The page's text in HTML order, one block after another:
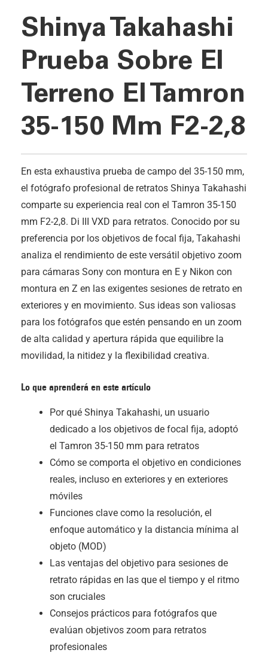
Shinya Takahashi
Prueba Sobre El
Terreno El Tamron
35-150 Mm F2-2,8
En esta exhaustiva prueba de campo del 35-150 mm,
el fotógrafo profesional de retratos Shinya Takahashi
comparte su experiencia real con el Tamron 35-150
mm F2-2,8. Di III VXD para retratos. Conocido por su
preferencia por los objetivos de focal fija, Takahashi
analiza el rendimiento de este versátil objetivo zoom
para cámaras Sony con montura en E y Nikon con
montura en Z en las exigentes sesiones de retrato en
exteriores y en movimiento. Sus ideas son valiosas
para los fotógrafos que estén pensando en un zoom
de alta calidad y apertura rápida que equilibre la
movilidad, la nitidez y la flexibilidad creativa.
Lo que aprenderá en este artículo
Por qué Shinya Takahashi, un usuario
dedicado a los objetivos de focal fija, adoptó
el Tamron 35-150 mm para retratos
Cómo se comporta el objetivo en condiciones
reales, incluso en exteriores y en exteriores
móviles
Funciones clave como la resolución, el
enfoque automático y la distancia mínima al
objeto (MOD)
Las ventajas del objetivo para sesiones de
retrato rápidas en las que el tiempo y el ritmo
son cruciales
Consejos prácticos para fotógrafos que
evalúan objetivos zoom para retratos
profesionales